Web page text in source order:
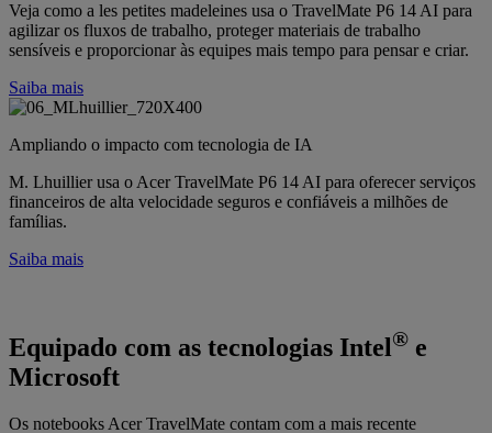
Veja como a les petites madeleines usa o TravelMate P6 14 AI para
agilizar os fluxos de trabalho, proteger materiais de trabalho
sensíveis e proporcionar às equipes mais tempo para pensar e criar.
Saiba mais
Ampliando o impacto com tecnologia de IA
M. Lhuillier usa o Acer TravelMate P6 14 AI para oferecer serviços
financeiros de alta velocidade seguros e confiáveis a milhões de
famílias.
Saiba mais
Equipado com as tecnologias Intel ® e
Microsoft
Os notebooks Acer TravelMate contam com a mais recente